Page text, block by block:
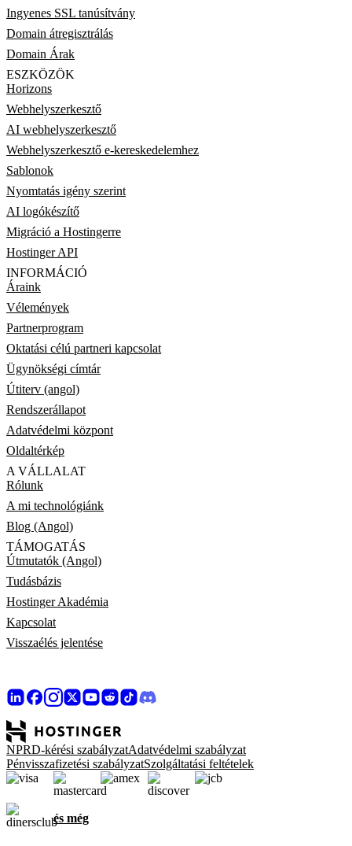
Ingyenes SSL tanúsítvány
Domain átregisztrálás
Domain Árak
ESZKÖZÖK
Horizons
Webhelyszerkesztő
AI webhelyszerkesztő
Webhelyszerkesztő e-kereskedelemhez
Sablonok
Nyomtatás igény szerint
AI logókészítő
Migráció a Hostingerre
Hostinger API
INFORMÁCIÓ
Áraink
Vélemények
Partnerprogram
Oktatási célú partneri kapcsolat
Ügynökségi címtár
Útiterv (angol)
Rendszerállapot
Adatvédelmi központ
Oldaltérkép
A VÁLLALAT
Rólunk
A mi technológiánk
Blog (Angol)
TÁMOGATÁS
Útmutatók (Angol)
Tudásbázis
Hostinger Akadémia
Kapcsolat
Visszaélés jelentése
NPRD-kérési szabályzatAdatvédelmi szabályzat
Pénvisszafizetési szabályzatSzolgáltatási feltételek
és még